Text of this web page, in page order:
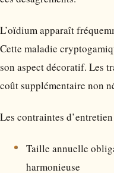
L’oïdium apparaît
Cette maladie
son aspect décoratif. Les
coût supplémentaire non
Les contraintes
Taille annuelle
harmonieuse